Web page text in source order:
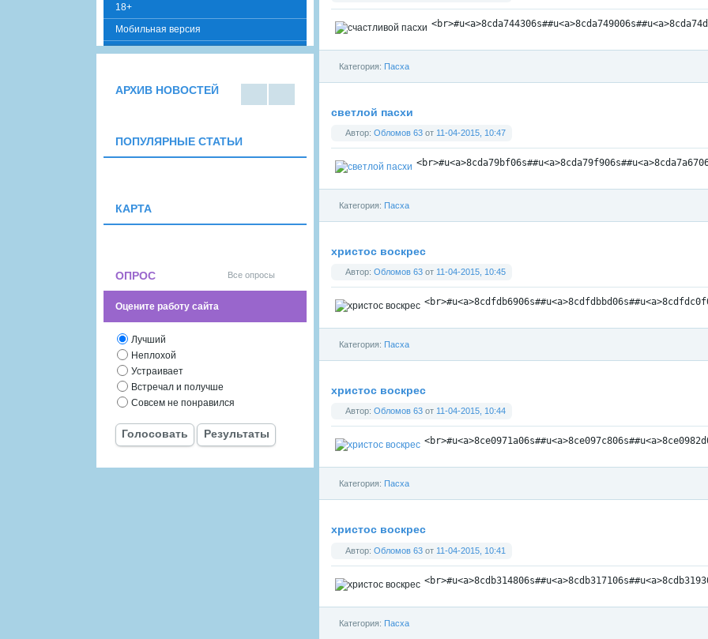
<br>#u<a>8cda744306s##u<a>8cda749006s##u<a>
Категория: Пасха
светлой пасхи
Автор: Обломов 63 от 11-04-2015, 10:47
<br>#u<a>8cda79bf06s##u<a>8cda79f906s##u<a>
Категория: Пасха
христос воскрес
Автор: Обломов 63 от 11-04-2015, 10:45
<br>#u<a>8cdfdb6906s##u<a>8cdfdbbd06s##u<a>
Категория: Пасха
христос воскрес
Автор: Обломов 63 от 11-04-2015, 10:44
<br>#u<a>8ce0971a06s##u<a>8ce097c806s##u<a>
Категория: Пасха
христос воскрес
Автор: Обломов 63 от 11-04-2015, 10:41
<br>#u<a>8cdb314806s##u<a>8cdb317106s##u<a>
Категория: Пасха
18+
Мобильная версия
АРХИВ НОВОСТЕЙ
а
ПОПУЛЯРНЫЕ СТАТЬИ
КАРТА
ОПРОС Все опросы
Оцените работу сайта
Лучший
Неплохой
Устраивает
Встречал и получше
Совсем не понравился
Голосовать Результаты